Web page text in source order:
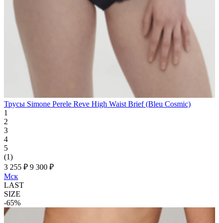
Трусы Simone Perele Reve High Waist Brief (Bleu Cosmic)
1
2
3
4
5
(1)
3 255 ₽ 9 300 ₽
Мск
LAST
SIZE
-65%